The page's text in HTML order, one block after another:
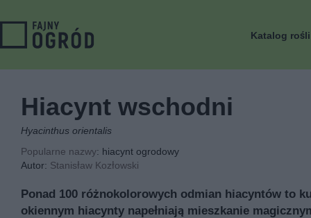
Katalog
Hiacynt wschodni
Hyacinthus orientalis
Popularne nazwy: hiacynt ogrodowy
Autor: Stanisław Kozłowski
Ponad 100 różnokolorowych odmian hiacyntów to
okiennym hiacynty napełniają mieszkanie